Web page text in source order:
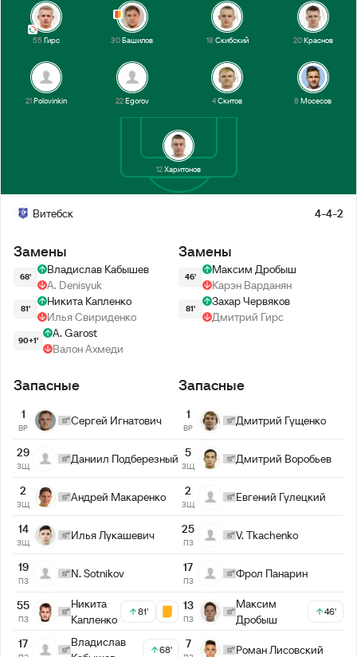
12Харитонов
8Мосесов
4Скитов
22Egorov
21Polovinkin
20Краснов
18Скибский
30Башилов
55 Гирс
Витебск 4-4-2
Замены
68'
Владислав Кабышев
A. Denisyuk
81'
Никита Капленко
Илья Свириденко
90+1'
A. Garost
Валон Ахмеди
Замены
46'
Максим Дробыш
Карэн Варданян
81'
Захар Червяков
Дмитрий Гирс
Запасные
1
ВР
Сергей Игнатович
29
ЗЩ
Даниил Подберезный
2
ЗЩ
Андрей Макаренко
14
ЗЩ
Илья Лукашевич
19
ПЗ
N. Sotnikov
55
ПЗ
Никита
Капленко
81'
17
Владислав
68'
Запасные
1
ВР
Дмитрий Гущенко
5
ЗЩ
Дмитрий Воробьев
2
ЗЩ
Евгений Гулецкий
25
ПЗ
V. Tkachenko
17
ПЗ
Фрол Панарин
13
ПЗ
Максим
Дробыш
46'
7 Роман Лисовский